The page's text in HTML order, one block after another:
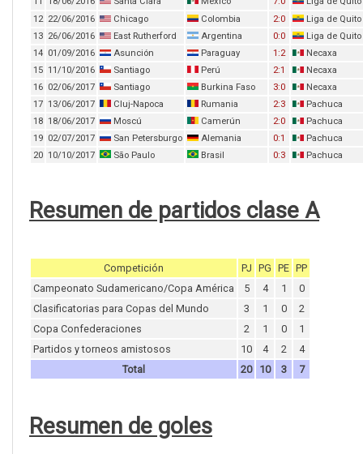
12 22/06/2016 Chicago Colombia 2:0
Liga de Quito
13 26/06/2016 East Rutherford Argentina 0:0
Liga de Quito
14 01/09/2016 Asunción Paraguay 1:2
Necaxa
15 11/10/2016 Santiago Perú 2:1
Necaxa
16 02/06/2017 Santiago Burkina Faso 3:0
Necaxa
17 13/06/2017 Cluj-Napoca Rumania 2:3
Pachuca
18 18/06/2017 Moscú Camerún 2:0
Pachuca
19 02/07/2017 San Petersburgo Alemania 0:1
Pachuca
20 10/10/2017 São Paulo Brasil 0:3 Pachuca
Resumen de partidos clase A
Competición PJ PG PE PP
Campeonato Sudamericano/Copa América
5 4 1
0
Clasificatorias para Copas del Mundo
3 1 0
2
Copa Confederaciones
2 1 0
1
Partidos y torneos amistosos
10 4 2
4
Total
20 10 3 7
Resumen de goles